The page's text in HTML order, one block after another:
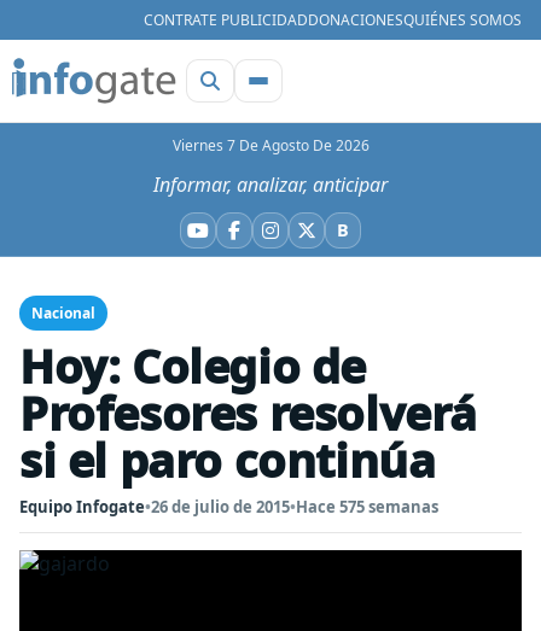
CONTRATE PUBLICIDADDONACIONESQUIÉNES SOMOS
Viernes 7 De Agosto De 2026
Informar, analizar, anticipar
YouTube
Facebook
Instagram
X BBluesky
Nacional
Hoy: Colegio de
Profesores resolverá
si el paro continúa
Equipo Infogate•26 de julio de 2015•Hace 575 semanas